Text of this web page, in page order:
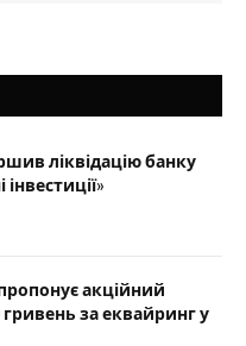
ліквідацію банку
акційний
за еквайринг у